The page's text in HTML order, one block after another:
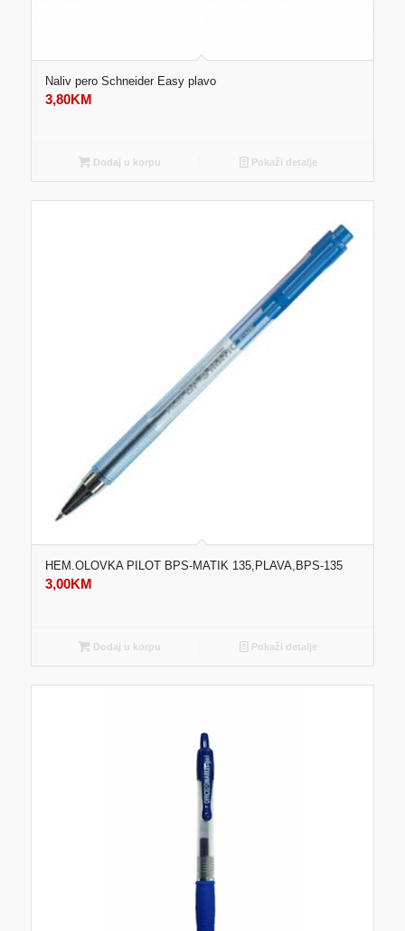
Naliv pero Schneider Easy plavo
3,80KM
Dodaj u korpu Pokaži detalje
HEM.OLOVKA PILOT BPS-MATIK 135,PLAVA,BPS-135
3,00KM
Dodaj u korpu Pokaži detalje